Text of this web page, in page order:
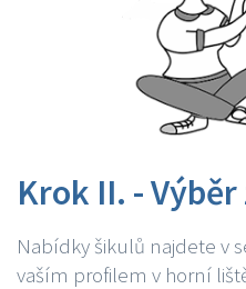
Krok II. -
Nabídky šikulů najdete v
vaším profilem v horní